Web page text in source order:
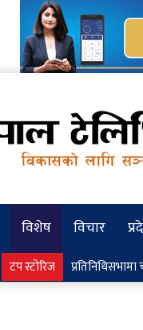
विशेष विचार
टप स्टोरिज प्रतिनिधिसभामा